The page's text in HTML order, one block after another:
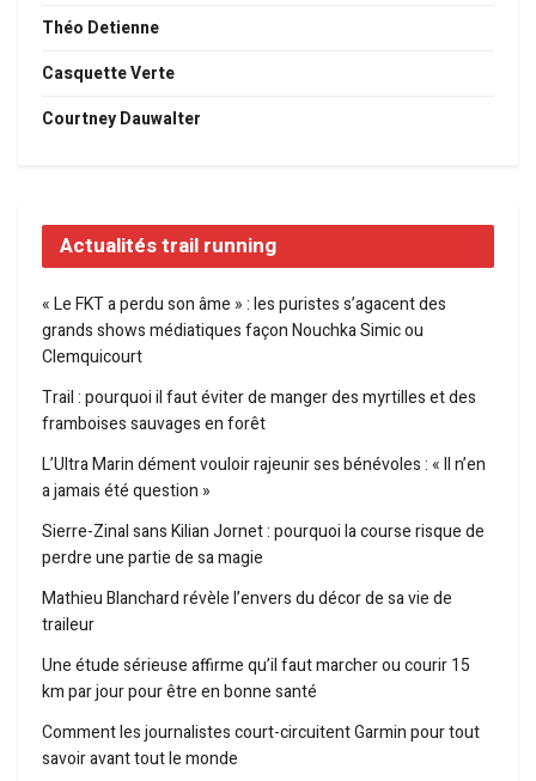
Théo Detienne
Casquette Verte
Courtney Dauwalter
Actualités trail running
« Le FKT a perdu son âme » : les puristes s’agacent des
grands shows médiatiques façon Nouchka Simic ou
Clemquicourt
Trail : pourquoi il faut éviter de manger des myrtilles et des
framboises sauvages en forêt
L’Ultra Marin dément vouloir rajeunir ses bénévoles : « Il n’en
a jamais été question »
Sierre-Zinal sans Kilian Jornet : pourquoi la course risque de
perdre une partie de sa magie
Mathieu Blanchard révèle l’envers du décor de sa vie de
traileur
Une étude sérieuse affirme qu’il faut marcher ou courir 15
km par jour pour être en bonne santé
Comment les journalistes court-circuitent Garmin pour tout
savoir avant tout le monde